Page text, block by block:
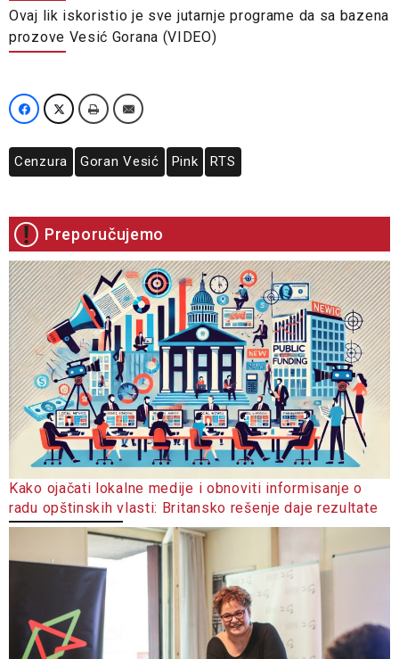
Ovaj lik iskoristio je sve jutarnje programe da sa bazena
prozove Vesić Gorana (VIDEO)
Cenzura Goran Vesić Pink RTS
Preporučujemo
Kako ojačati lokalne medije i obnoviti informisanje o
radu opštinskih vlasti: Britansko rešenje daje rezultate